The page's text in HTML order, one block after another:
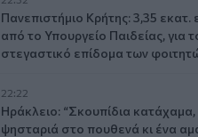
Πανεπιστήμιο Κρήτης: 3,35 εκατ.
από το Υπουργείο Παιδείας, για
στεγαστικό επίδομα των
22:22
Ηράκλειο: “Σκουπίδια κατάχαμα,
ψησταριά στο πουθενά κι ένα